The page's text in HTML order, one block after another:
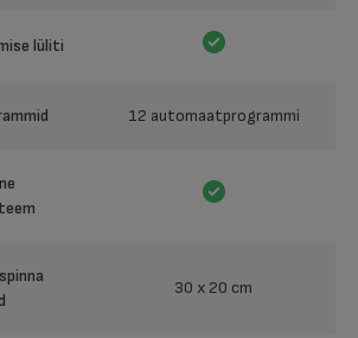
lüliti
12 automaatprogrammi
30 x 20 cm